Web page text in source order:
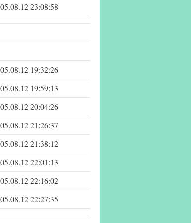
05.08.12 23:08:58
05.08.12 19:32:26
05.08.12 19:59:13
05.08.12 20:04:26
05.08.12 21:26:37
05.08.12 21:38:12
05.08.12 22:01:13
05.08.12 22:16:02
05.08.12 22:27:35